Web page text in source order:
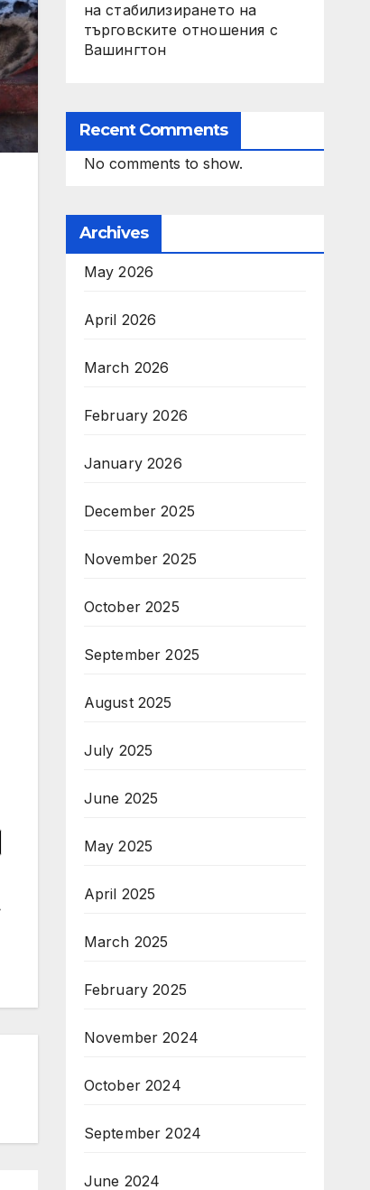
на стабилизирането на
търговските отношения с
Вашингтон
Recent Comments
No comments to show.
Archives
May 2026
April 2026
March 2026
February 2026
January 2026
December 2025
November 2025
October 2025
September 2025
August 2025
July 2025
June 2025
May 2025
April 2025
March 2025
February 2025
November 2024
October 2024
September 2024
June 2024